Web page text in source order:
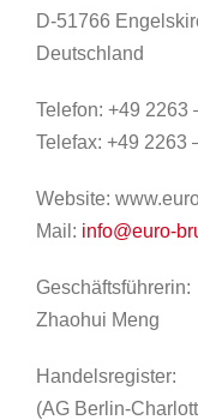
D-51766
Deutschland
Telefon: +49 2263
Telefax: +49 2263
Website:
Mail: info@euro-
Geschäftsführerin:
Zhaohui Meng
Handelsregister:
(AG Berlin-